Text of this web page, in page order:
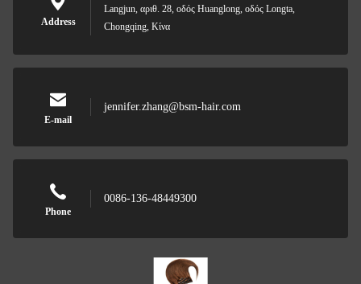
Address
Langjun, αριθ. 28, οδός Huanglong, οδός Longta,
Chongqing, Κίνα
E-mail
jennifer.zhang@bsm-hair.com
Phone
0086-136-48449300